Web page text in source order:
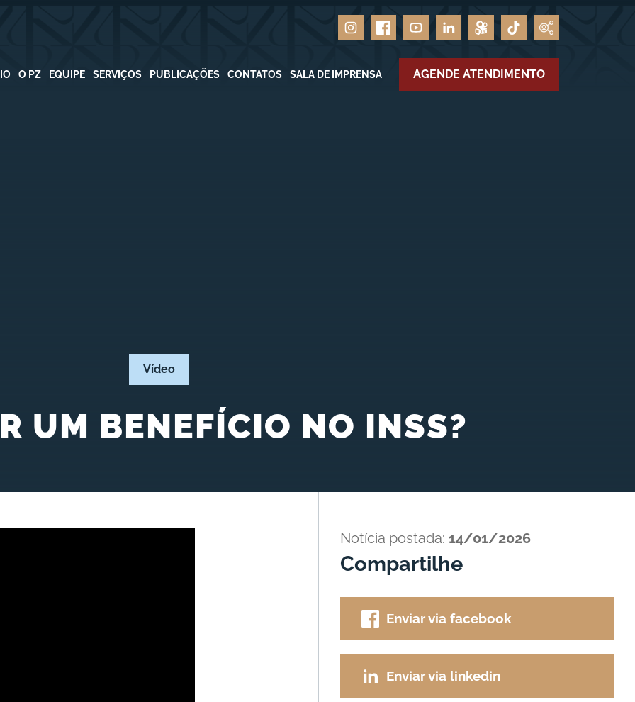
O PZ EQUIPE SERVIÇOS PUBLICAÇÕES CONTATOS SALA DE IMPRENSA AGENDE ATENDIMENTO
Vídeo
UM BENEFÍCIO NO INSS?
Notícia postada: 14/01/2026
Compartilhe
Enviar via facebook
Enviar via linkedin